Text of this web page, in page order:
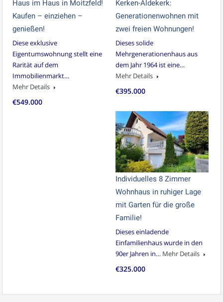
Haus im Haus in Moitzfeld!
Kaufen – einziehen –
genießen!
Diese exklusive
Eigentumswohnung stellt eine
Rarität auf dem
Immobilienmarkt…
Mehr Details
€549.000
Kerken-Aldekerk:
Generationenwohnen mit
zwei freien Wohnungen!
Dieses solide
Mehrgenerationenhaus aus
dem Jahr 1964 ist eine…
Mehr Details
€395.000
Individuelles 8 Zimmer
Wohnhaus in ruhiger Lage
mit Garten für die große
Familie!
Dieses einladende
Einfamilienhaus wurde in den
90er Jahren in… Mehr Details
€325.000